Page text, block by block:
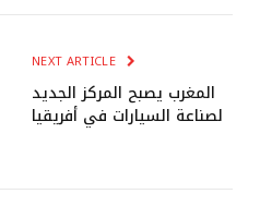
NEXT ARTICLE
المغرب يصبح المركز الجديد
لصناعة السيارات في أفريقيا